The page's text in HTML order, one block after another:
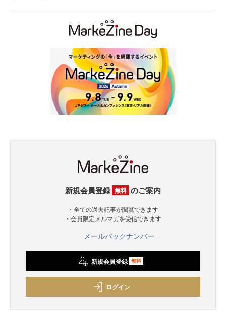
新規会員登録 無料 のご案内
・全ての過去記事が閲覧できます
・会員限定メルマガを受信できます
メールバックナンバー
新規会員登録 無料
ログイン